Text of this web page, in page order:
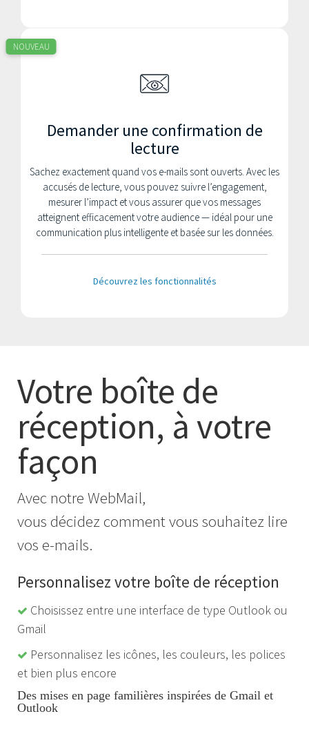
NOUVEAU
Demander une confirmation de
lecture
Sachez exactement quand vos e-mails sont ouverts. Avec les
accusés de lecture, vous pouvez suivre l’engagement,
mesurer l’impact et vous assurer que vos messages
atteignent efficacement votre audience — idéal pour une
communication plus intelligente et basée sur les données.
Découvrez les fonctionnalités
Votre boîte de
réception, à votre
façon
Avec notre WebMail,
vous décidez comment vous souhaitez lire
vos e-mails.
Personnalisez votre boîte de réception
Choisissez entre une interface de type Outlook ou
Gmail
Personnalisez les icônes, les couleurs, les polices
et bien plus encore
Des mises en page familières inspirées de Gmail et
Outlook